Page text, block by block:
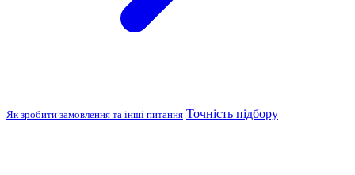
Як зробити замовлення та інші питання Точність підбору